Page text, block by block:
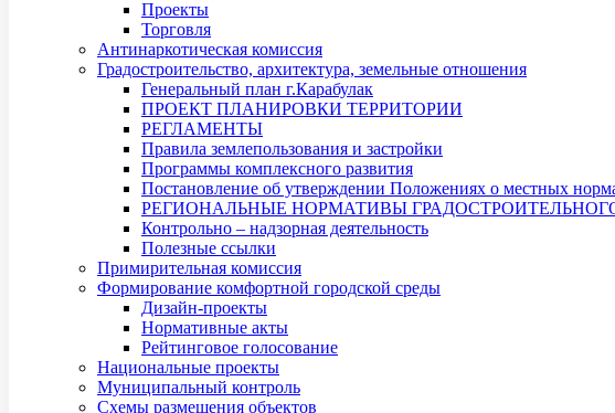
Проекты
Торговля
Антинаркотическая комиссия
Градостроительство, архитектура, земельные отношения
Генеральный план г.Карабулак
ПРОЕКТ ПЛАНИРОВКИ ТЕРРИТОРИИ
РЕГЛАМЕНТЫ
Правила землепользования и застройки
Программы комплексного развития
Постановление об утверждении Положениях о местных
РЕГИОНАЛЬНЫЕ НОРМАТИВЫ
Контрольно – надзорная деятельность
Полезные ссылки
Примирительная комиссия
Формирование комфортной городской среды
Дизайн-проекты
Нормативные акты
Рейтинговое голосование
Национальные проекты
Муниципальный контроль
Схемы размещения объектов